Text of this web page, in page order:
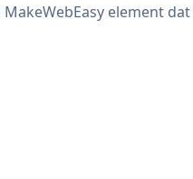
element